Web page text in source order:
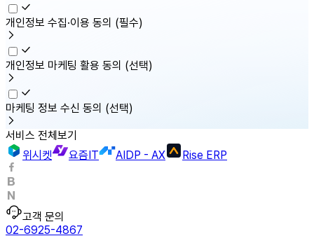
개인정보 수집·이용 동의 (필수)
개인정보 마케팅 활용 동의 (선택)
마케팅 정보 수신 동의 (선택)
서비스 전체보기
위시켓
요즘IT AIDP - AX Rise ERP
고객 문의
02-6925-4867